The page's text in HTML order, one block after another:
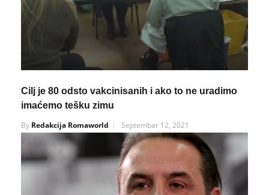
Cilj je 80 odsto vakcinisanih i ako to ne uradimo
imaćemo tešku zimu
By Redakcija Romaworld Septembar 12, 2021